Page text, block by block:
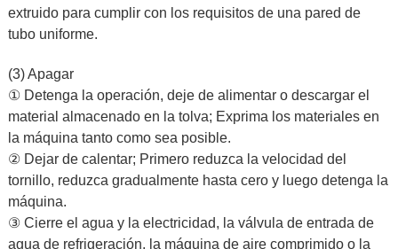
extruido para cumplir con los requisitos de una pared de
tubo uniforme.
(3) Apagar
① Detenga la operación, deje de alimentar o descargar el
material almacenado en la tolva; Exprima los materiales en
la máquina tanto como sea posible.
② Dejar de calentar; Primero reduzca la velocidad del
tornillo, reduzca gradualmente hasta cero y luego detenga la
máquina.
③ Cierre el agua y la electricidad, la válvula de entrada de
agua de refrigeración, la máquina de aire comprimido o la